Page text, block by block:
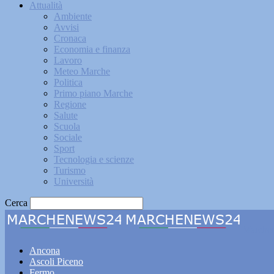
Attualità
Ambiente
Avvisi
Cronaca
Economia e finanza
Lavoro
Meteo Marche
Politica
Primo piano Marche
Regione
Salute
Scuola
Sociale
Sport
Tecnologia e scienze
Turismo
Università
Cerca
Ancona
Ascoli Piceno